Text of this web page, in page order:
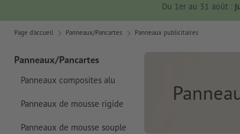
Du 1er au 31 août :
Page d'accueil Panneaux/Pancartes Panneaux publicitaires
Panneaux/Pancartes
Panneaux composites alu
Panneaux de mousse rigide
Panneaux de mousse souple